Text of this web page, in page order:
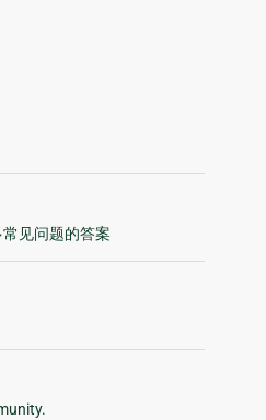
见问题的答案